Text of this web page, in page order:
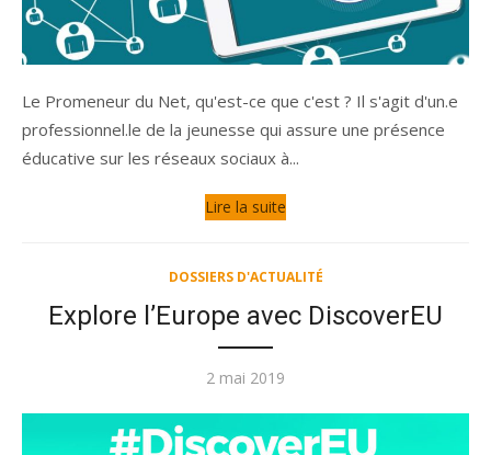
Le Promeneur du Net, qu'est-ce que c'est ? Il s'agit d'un.e
professionnel.le de la jeunesse qui assure une présence
éducative sur les réseaux sociaux à...
Lire la suite
DOSSIERS D'ACTUALITÉ
Explore l’Europe avec DiscoverEU
Publié
2 mai 2019